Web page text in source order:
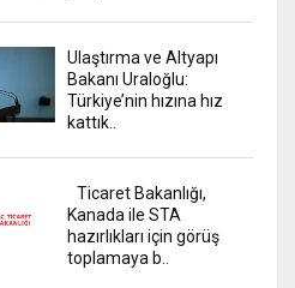
Ulaştırma ve Altyapı
Bakanı Uraloğlu:
Türkiye’nin hızına hız
kattık..
Ticaret Bakanlığı,
Kanada ile STA
hazırlıkları için görüş
toplamaya b..